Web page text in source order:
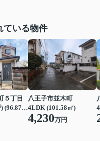
ている物件
５丁目
4LDK＋S(納戸) (96.87㎡)
八王子市並木町
4LDK (101.58㎡)
4,230万円